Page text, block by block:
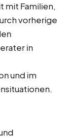
mit Familien,
vorherige
in
und im